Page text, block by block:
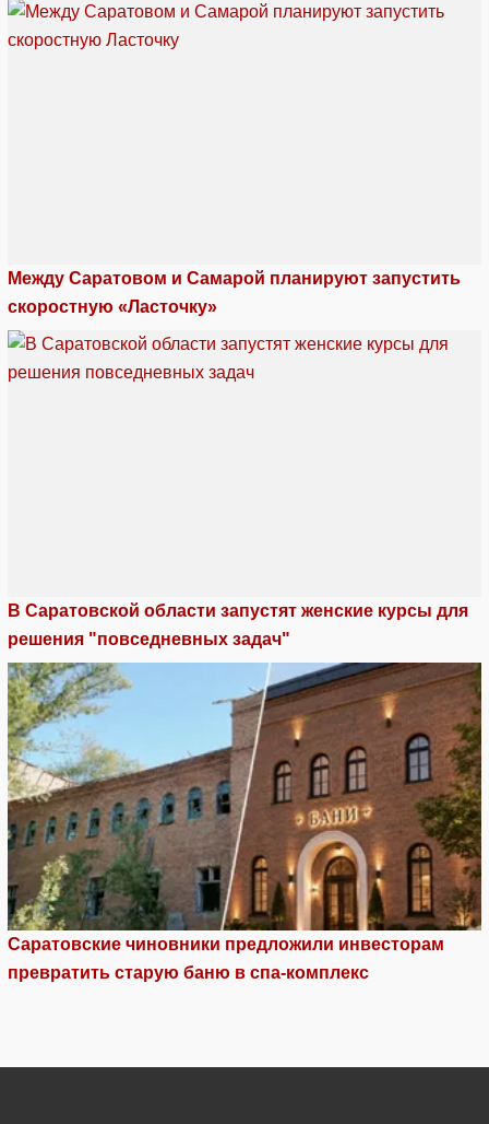
Между Саратовом и Самарой планируют запустить
скоростную «Ласточку»
В Саратовской области запустят женские курсы для
решения "повседневных задач"
Саратовские чиновники предложили инвесторам
превратить старую баню в спа-комплекс